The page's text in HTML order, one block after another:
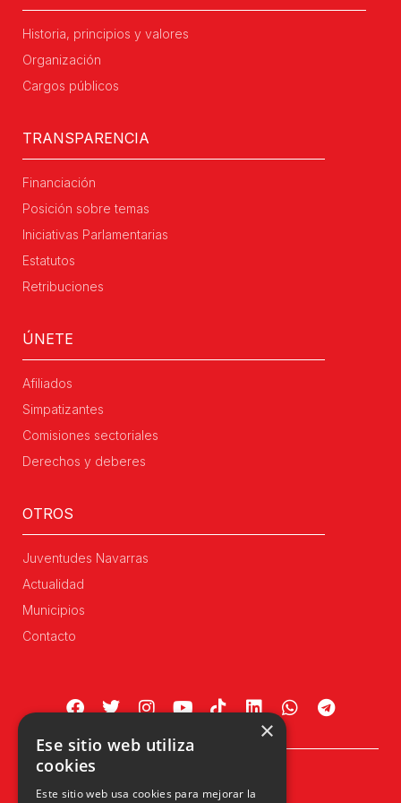
Historia, principios y valores
Organización
Cargos públicos
TRANSPARENCIA
Financiación
Posición sobre temas
Iniciativas Parlamentarias
Estatutos
Retribuciones
ÚNETE
Afiliados
Simpatizantes
Comisiones sectoriales
Derechos y deberes
OTROS
Juventudes Navarras
Actualidad
Municipios
Contacto
31002 Pamplona, Navarra
×
Ese sitio web utiliza
cookies
Este sitio web usa cookies para mejorar la